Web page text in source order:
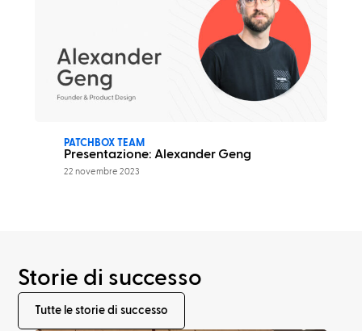
PATCHBOX TEAM
Presentazione: Alexander Geng
22 novembre 2023
Storie di successo
Tutte le storie di successo